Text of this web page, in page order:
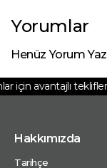
Yorumlar
Henüz Yorum
için avantajlı
Hakkımızda
Tarihçe